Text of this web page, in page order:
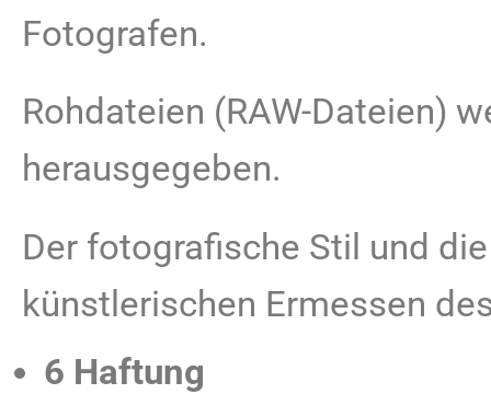
Fotografen.
Rohdateien (RAW-Dateien)
herausgegeben.
Der fotografische Stil und
künstlerischen Ermessen
6 Haftung